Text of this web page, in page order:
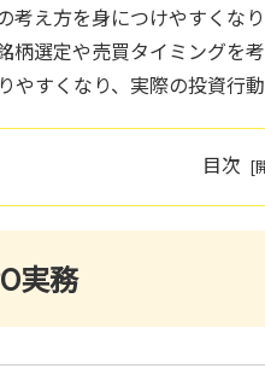
考え方を身につけやすくな
柄選定や売買タイミングを
やすくなり、実際の投資行
目次
実務